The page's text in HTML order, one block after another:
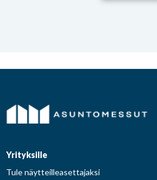
Yrityksille
Tule näytteilleasettajaksi